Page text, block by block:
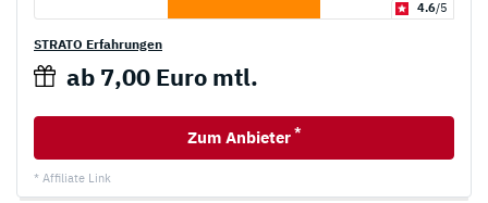
4.6/5
STRATO Erfahrungen
ab 7,00 Euro mtl.
Zum Anbieter *
* Affiliate Link